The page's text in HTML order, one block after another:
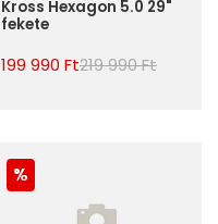
Kross Hexagon 5.0 29"
fekete
199 990 Ft219 990 Ft